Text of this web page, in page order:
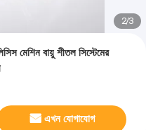
2/3
মেশিন বায়ু শীতল সিস্টেমের
এখন যোগাযোগ